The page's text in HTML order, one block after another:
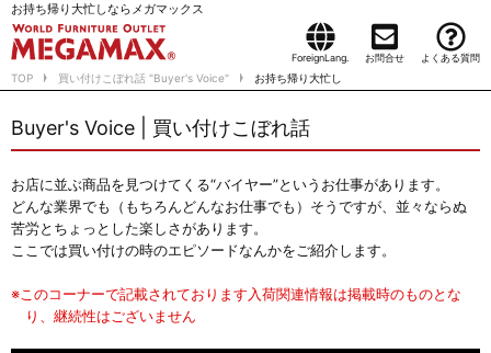
お持ち帰り大忙しならメガマックス
ForeignLang. お問合せ よくある質問
TOP 買い付けこぼれ話 "Buyer's Voice" お持ち帰り大忙し
Buyer's Voice | 買い付けこぼれ話
お店に並ぶ商品を見つけてくる“バイヤー”というお仕事があります。
どんな業界でも（もちろんどんなお仕事でも）そうですが、並々ならぬ
苦労とちょっとした楽しさがあります。
ここでは買い付けの時のエピソードなんかをご紹介します。
※このコーナーで記載されております入荷関連情報は掲載時のものとな
り、継続性はございません